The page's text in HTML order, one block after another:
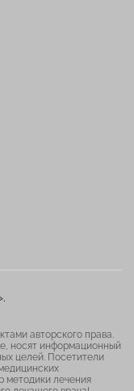
авторского права.
носят информационный
целей. Посетители
методики лечения